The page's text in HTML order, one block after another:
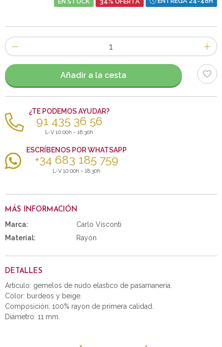
Número
de
artículos
Añadir a la cesta
¿TE PODEMOS AYUDAR?
91 435 36 56
L-V 10:00h - 18:30h
ESCRÍBENOS POR WHATSAPP
+34 683 185 759
L-V 10:00h - 18:30h
MÁS INFORMACIÓN
Marca:
Carlo Visconti
Material:
Rayón
DETALLES
Artículo: gemelos de nudo elastico de pasamaneria.
Color: burdeos y beige.
Composición: 100% rayon de primera calidad.
Diámetro: 11 mm.